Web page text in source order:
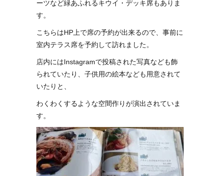
ーツなど緑あふれるキウイ・デッキ席もありま
す。
こちらはHP上で席の予約が出来るので、事前に
室内テラス席を予約して訪れました。
店内にはInstagramで投稿された写真なども飾
られていたり、子供用の絵本なども用意されて
いたりと、
わくわくするような空間作りが演出されていま
す。